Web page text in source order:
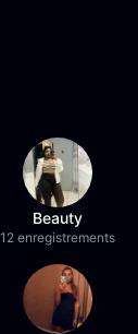
Beauty
12 enregistrements